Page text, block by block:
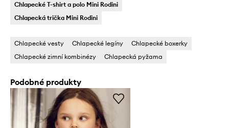
Chlapecké T-shirt a polo Mini Rodini
Chlapecká trička Mini Rodini
Chlapecké vesty Chlapecké legíny
Chlapecké boxerky
Chlapecké zimní kombinézy
Chlapecká pyžama
Podobné produkty